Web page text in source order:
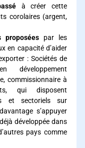
à créer cette
corolaires (argent,
proposées par les
en capacité d’aider
: Sociétés de
développement
commissionnaire à
qui disposent
et sectoriels sur
s’appuyer
développée dans
pays comme